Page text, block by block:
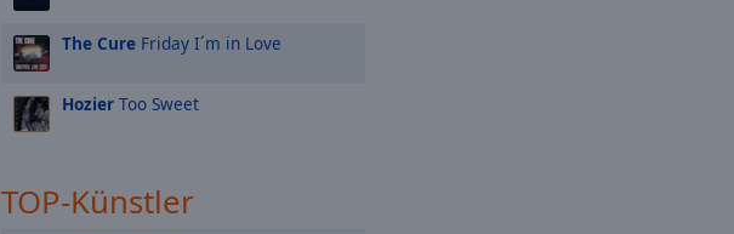
The Cure Friday I´m in Love
Hozier Too Sweet
TOP-Künstler